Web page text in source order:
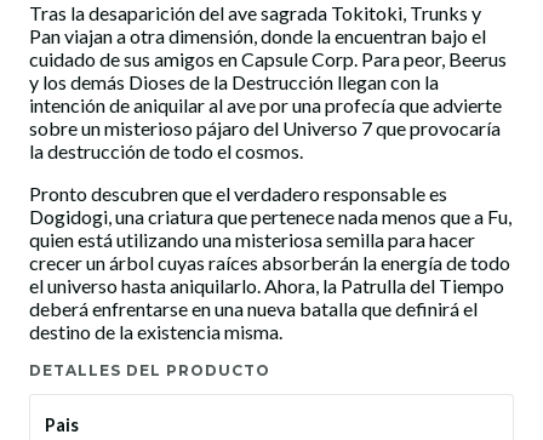
Tras la desaparición del ave sagrada Tokitoki, Trunks y
Pan viajan a otra dimensión, donde la encuentran bajo el
cuidado de sus amigos en Capsule Corp. Para peor, Beerus
y los demás Dioses de la Destrucción llegan con la
intención de aniquilar al ave por una profecía que advierte
sobre un misterioso pájaro del Universo 7 que provocaría
la destrucción de todo el cosmos.
Pronto descubren que el verdadero responsable es
Dogidogi, una criatura que pertenece nada menos que a Fu,
quien está utilizando una misteriosa semilla para hacer
crecer un árbol cuyas raíces absorberán la energía de todo
el universo hasta aniquilarlo. Ahora, la Patrulla del Tiempo
deberá enfrentarse en una nueva batalla que definirá el
destino de la existencia misma.
DETALLES DEL PRODUCTO
Pais